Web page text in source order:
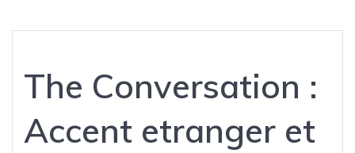
The Conversation :
Accent etranger et